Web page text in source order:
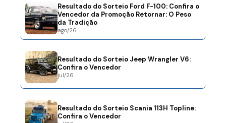
Resultado do Sorteio Ford F-100: Confira o
Vencedor da Promoção Retornar: O Peso
da Tradição
ago/26
Resultado do Sorteio Jeep Wrangler V6:
Confira o Vencedor
jul/26
Resultado do Sorteio Scania 113H Topline:
Confira o Vencedor